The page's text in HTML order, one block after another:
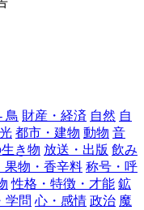
鳥 財産・経済 自然 自
光 都市・建物 動物 音
き物 放送・出版 飲み
果物・香辛料 称号・呼
性格・特徴・才能 鉱
学問 心・感情 政治 魔